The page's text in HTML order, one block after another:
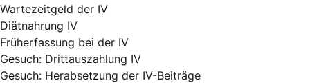
Wartezeitgeld der IV
Diätnahrung IV
Früherfassung bei der IV
Gesuch: Drittauszahlung IV
Gesuch: Herabsetzung der IV-Beiträge